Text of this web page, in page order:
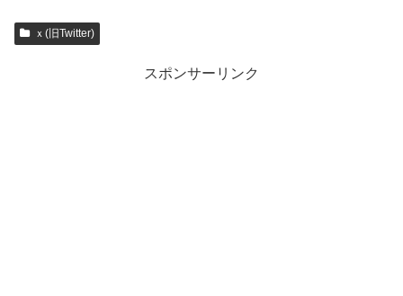
ｘ(旧Twitter)
スポンサーリンク